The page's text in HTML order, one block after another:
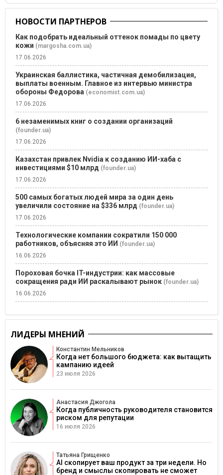
НОВОСТИ ПАРТНЕРОВ
Как подобрать идеальный оттенок помады по цвету
кожи (margosha.com.ua)
17.06.2026
Украинская баллистика, частичная демобилизация,
выплаты военным. Главное из интервью министра
обороны Федорова (economist.com.ua)
17.06.2026
6 незаменимых книг о создании организаций
(founder.ua)
17.06.2026
Казахстан привлек Nvidia к созданию ИИ-хаба с
инвестициями $10 млрд (founder.ua)
17.06.2026
500 самых богатых людей мира за один день
увеличили состояние на $336 млрд (founder.ua)
17.06.2026
Технологические компании сократили 150 000
работников, объясняя это ИИ (founder.ua)
16.06.2026
Пороховая бочка IT-индустрии: как массовые
сокращения ради ИИ раскалывают рынок (founder.ua)
16.06.2026
ЛИДЕРЫ МНЕНИЙ
Константин Мельников
Когда нет большого бюджета: как вытащить
кампанию идеей
23 июля 2026
Анастасия Джогола
Когда публичность руководителя становится
риском для репутации
16 июля 2026
Татьяна Грищенко
AI скопирует ваш продукт за три недели. Но
бренд и смыслы скопировать не сможет